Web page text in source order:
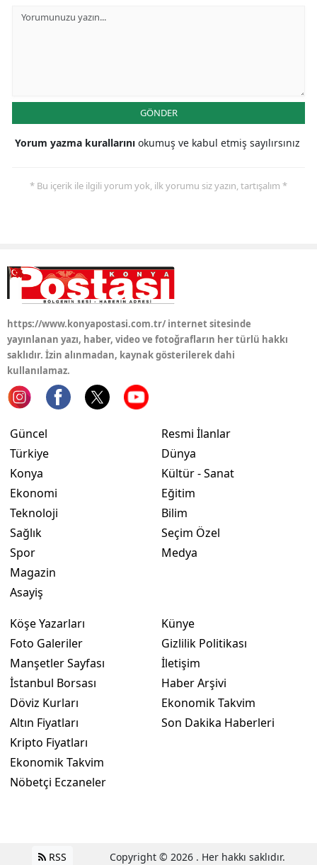
Niğde
Rize
Sivas
Trabzon
Karaman
Kırıkkale
GÖNDER
Yorum yazma kurallarını okumuş ve kabul etmiş sayılırsınız
* Bu içerik ile ilgili yorum yok, ilk yorumu siz yazın, tartışalım *
https://www.konyapostasi.com.tr/ internet sitesinde
yayınlanan yazı, haber, video ve fotoğrafların her türlü hakkı
saklıdır. İzin alınmadan, kaynak gösterilerek dahi
kullanılamaz.
Güncel
Türkiye
Konya
Ekonomi
Teknoloji
Sağlık
Spor
Magazin
Asayiş
Resmi İlanlar
Dünya
Kültür - Sanat
Eğitim
Bilim
Seçim Özel
Medya
Köşe Yazarları
Foto Galeriler
Manşetler Sayfası
İstanbul Borsası
Döviz Kurları
Altın Fiyatları
Kripto Fiyatları
Ekonomik Takvim
Nöbetçi Eczaneler
Künye
Gizlilik Politikası
İletişim
Haber Arşivi
Ekonomik Takvim
Son Dakika Haberleri
RSS Copyright © 2026 . Her hakkı saklıdır.